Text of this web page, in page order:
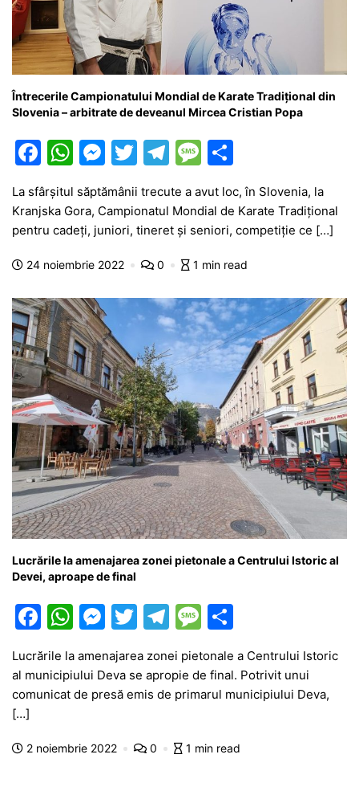
Întrecerile Campionatului Mondial de Karate Tradițional din
Slovenia – arbitrate de deveanul Mircea Cristian Popa
F
a
c
e
b
o
o
k
W
at
s
A
p
p
M
s
s
e
g
er
T
itt
er
T
e
gr
a
m
M
s
s
a
e
ar
ta
je
a
z
ă
La sfârşitul săptămânii trecute a avut loc, în Slovenia, la
Kranjska Gora, Campionatul Mondial de Karate Tradițional
pentru cadeți, juniori, tineret şi seniori, competiție ce […]
24 noiembrie 2022 0 1 min read
Lucrările la amenajarea zonei pietonale a Centrului Istoric al
Devei, aproape de final
F
a
c
e
o
W
at
s
p
M
e
s
s
n
T
itt
er
T
el
e
gr
m
M
s
s
g
ta
je
z
Lucrările la amenajarea zonei pietonale a Centrului Istoric
al municipiului Deva se apropie de final. Potrivit unui
comunicat de presă emis de primarul municipiului Deva,
[…]
2 noiembrie 2022 0 1 min read